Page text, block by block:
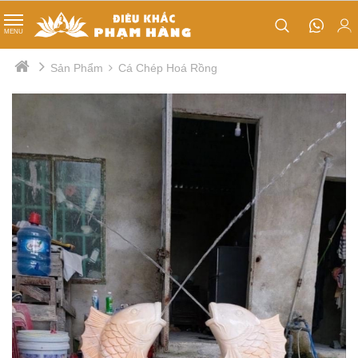
MENU
Phật Đản Sanh
Lư hương
Tượng Kim Cang
Tượng ông thiện - ông ác
Mục đồng
Cá chép hoá rồng
Chân đèn
TIN TỨC
Nội bộ
Sản Phẩm Cá Chép Hoá Rồng